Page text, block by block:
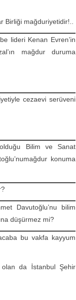
Birliği mağduriyetidir!..
lideri Kenan Evren’in
mağdur duruma
cezaevi serüveni
Bilim ve Sanat
konuma
Davutoğlu’nu bilim
düşürmez mi?
bu vakfa kayyum
olan da İstanbul Şehir